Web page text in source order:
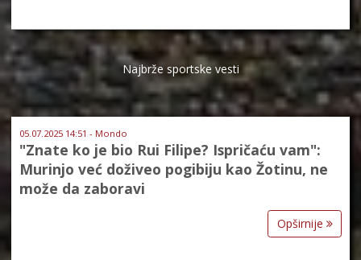
Najbrže sportske vesti
05.07.2025 14:51 - Mondo
"Znate ko je bio Rui Filipe? Ispričaću vam":
Murinjo već doživeo pogibiju kao Žotinu, ne
može da zaboravi
Opširnije